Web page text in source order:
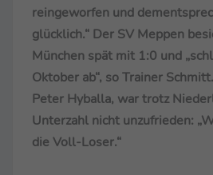
reingeworfen und
glücklich.“ Der SV Meppen
München spät mit 1:0 und
Oktober ab“, so Trainer
Peter Hyballa, war trotz
Unterzahl nicht unzufrieden:
die Voll-Loser.“